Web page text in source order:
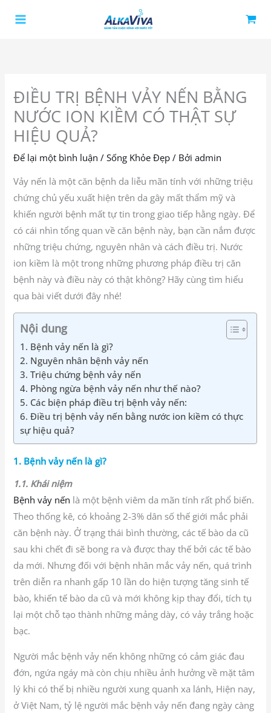
ĐIỀU TRỊ BỆNH VẢY NẾN BẰNG
NƯỚC ION KIỀM CÓ THẬT SỰ
HIỆU QUẢ?
Để lại một bình luận /Sống Khỏe Đẹp / Bởiadmin
Vảy nến là một căn bệnh da liễu mãn tính với những triệu
chứng chủ yếu xuất hiện trên da gây mất thẩm mỹ và
khiến người bệnh mất tự tin trong giao tiếp hằng ngày. Để
có cái nhìn tổng quan về căn bệnh này, bạn cần nắm được
những triệu chứng, nguyên nhân và cách điều trị. Nước
ion kiềm là một trong những phương pháp điều trị căn
bệnh này và điều này có thật không? Hãy cùng tìm hiểu
qua bài viết dưới đây nhé!
Nội dung
1. Bệnh vảy nến là gì?
2. Nguyên nhân bệnh vảy nến
3. Triệu chứng bệnh vảy nến
4. Phòng ngừa bệnh vảy nến như thế nào?
5. Các biện pháp điều trị bệnh vảy nến:
6. Điều trị bệnh vảy nến bằng nước ion kiềm có thực
sự hiệu quả?
1. Bệnh vảy nến là gì?
1.1. Khái niệm
Bệnh vảy nến là một bệnh viêm da mãn tính rất phổ biến.
Theo thống kê, có khoảng 2-3% dân số thế giới mắc phải
căn bệnh này. Ở trạng thái bình thường, các tế bào da cũ
sau khi chết đi sẽ bong ra và được thay thế bởi các tế bào
da mới. Nhưng đối với bệnh nhân mắc vảy nến, quá trình
trên diễn ra nhanh gấp 10 lần do hiện tượng tăng sinh tế
bào, khiến tế bào da cũ và mới không kịp thay đổi, tích tụ
lại một chỗ tạo thành những mảng dày, có vảy trắng hoặc
bạc.
Người mắc bệnh vảy nến không những có cảm giác đau
đớn, ngứa ngáy mà còn chịu nhiều ảnh hưởng về mặt tâm
lý khi có thể bị nhiều người xung quanh xa lánh, Hiện nay,
ở Việt Nam, tỷ lệ người mắc bệnh vảy nến đang ngày càng